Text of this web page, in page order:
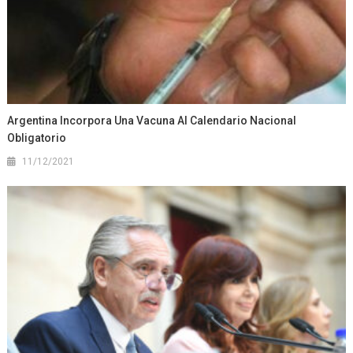
Argentina Incorpora Una Vacuna Al Calendario Nacional
Obligatorio
11/12/2021